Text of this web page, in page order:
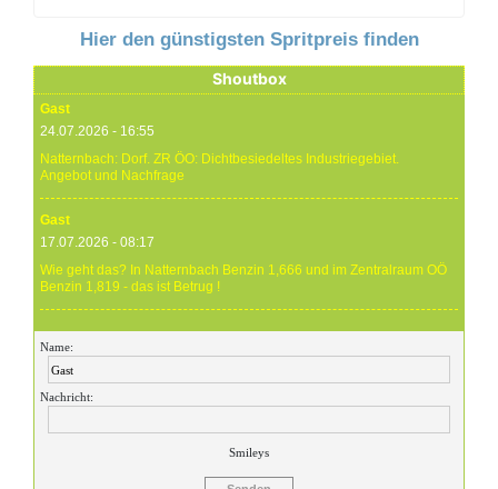
Hier den günstigsten Spritpreis finden
Shoutbox
Gast
24.07.2026 - 16:55
Natternbach: Dorf. ZR ÖO: Dichtbesiedeltes Industriegebiet.
Angebot und Nachfrage
Gast
17.07.2026 - 08:17
Wie geht das? In Natternbach Benzin 1,666 und im Zentralraum OÖ
Benzin 1,819 - das ist Betrug !
Gast
17.07.2026 - 07:05
Eure Preise eher Märchenstunde :-) Vorort nix zu sehen !
24.06.26 20.00 Uhr OMV Attnang: Der hier angegebene Dieselpreis
Name:
Nachricht:
Smileys